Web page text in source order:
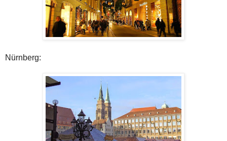
Nürnberg: